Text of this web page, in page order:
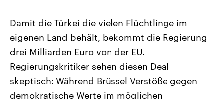
Landtagswahl Sachsen-Anhalt
2026
Alle Informationen
Sachsen-Anhalt wählt am 6.
September 2026 einen neuen
Landtag. Seit 2021 wird das
Bundesland von einer Koalition aus
USA
Aktuelle Beiträge,
Hintergründe
Wirtschaftlich und
gehören die Vereinigten
den mächtigsten Ländern
mit großem Einfluss auf
Damit die Türkei die vielen Flüchtlinge im
eigenen Land behält, bekommt die Regierung
drei Milliarden Euro von der EU.
Regierungskritiker sehen diesen Deal
skeptisch: Während Brüssel Verstöße gegen
demokratische Werte im möglichen